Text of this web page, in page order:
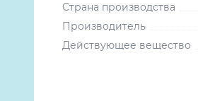
Страна производства
Производитель
Действующее вещество